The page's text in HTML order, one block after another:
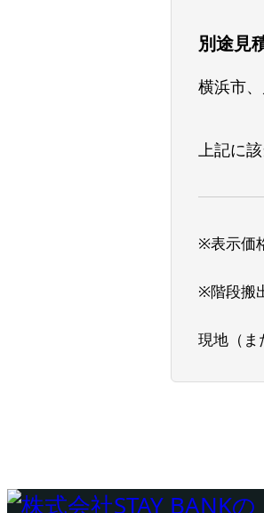
別途見
横浜市
上記に
※表示価
※階段搬
現地（ま